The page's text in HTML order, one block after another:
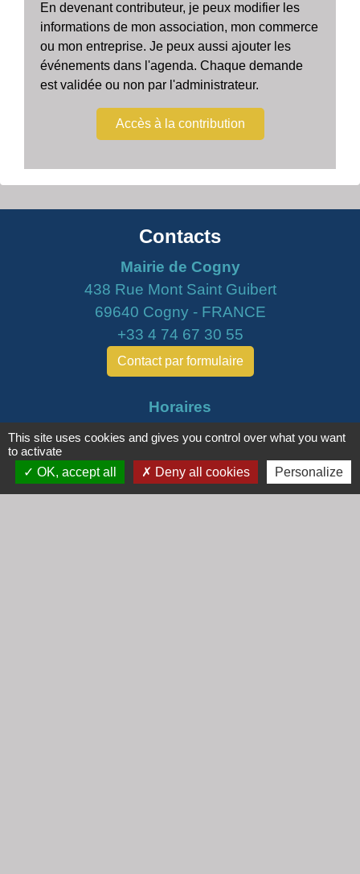
En devenant contributeur, je peux modifier les
informations de mon association, mon commerce
ou mon entreprise. Je peux aussi ajouter les
événements dans l'agenda. Chaque demande
est validée ou non par l'administrateur.
Accès à la contribution
Contacts
Mairie de Cogny
438 Rue Mont Saint Guibert
69640 Cogny - FRANCE
+33 4 74 67 30 55
Contact par formulaire
Horaires
Lundi : 16h30 - 18h30
Mercredi : 9h00 - 12h00
Vendredi : 16h00 - 18h00
This site uses cookies and gives you control over what you want
to activate
OK, accept all
Deny all cookies Personalize